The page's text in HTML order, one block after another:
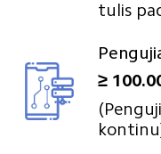
tulis
≥